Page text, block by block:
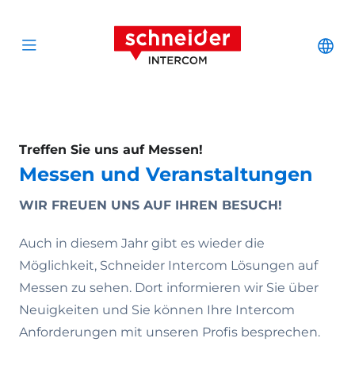
Open menu
Schneider
Treffen Sie uns auf Messen!
Messen und Veranstaltungen
WIR FREUEN UNS AUF IHREN BESUCH!
Auch in diesem Jahr gibt es wieder die
Möglichkeit, Schneider Intercom Lösungen auf
Messen zu sehen. Dort informieren wir Sie über
Neuigkeiten und Sie können Ihre Intercom
Anforderungen mit unseren Profis besprechen.